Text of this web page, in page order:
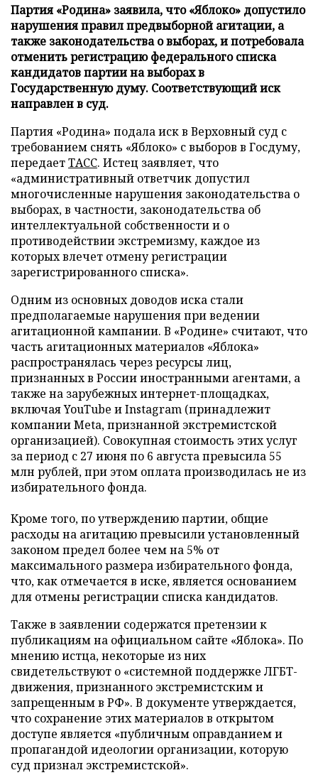
Партия «Родина» заявила, что «Яблоко» допустило
нарушения правил предвыборной агитации, а
также законодательства о выборах, и потребовала
отменить регистрацию федерального списка
кандидатов партии на выборах в
Государственную думу. Соответствующий иск
направлен в суд.
Партия «Родина» подала иск в Верховный суд с
требованием снять «Яблоко» с выборов в Госдуму,
передаетТАСС. Истец заявляет, что
«административный ответчик допустил
многочисленные нарушения законодательства о
выборах, в частности, законодательства об
интеллектуальной собственности и о
противодействии экстремизму, каждое из
которых влечет отмену регистрации
зарегистрированного списка».
Одним из основных доводов иска стали
предполагаемые нарушения при ведении
агитационной кампании. В «Родине» считают, что
часть агитационных материалов «Яблока»
распространялась через ресурсы лиц,
признанных в России иностранными агентами, а
также на зарубежных интернет-площадках,
включая YouTube и Instagram (принадлежит
компании Meta, признанной экстремистской
организацией). Совокупная стоимость этих услуг
за период с 27 июня по 6 августа превысила 55
млн рублей, при этом оплата производилась не из
избирательного фонда.
Кроме того, по утверждению партии, общие
расходы на агитацию превысили установленный
законом предел более чем на 5% от
максимального размера избирательного фонда,
что, как отмечается в иске, является основанием
для отмены регистрации списка кандидатов.
Также в заявлении содержатся претензии к
публикациям на официальном сайте «Яблока». По
мнению истца, некоторые из них
свидетельствуют о «системной поддержке ЛГБТ-
движения, признанного экстремистским и
запрещенным в РФ». В документе утверждается,
что сохранение этих материалов в открытом
доступе является «публичным оправданием и
пропагандой идеологии организации, которую
суд признал экстремистской».